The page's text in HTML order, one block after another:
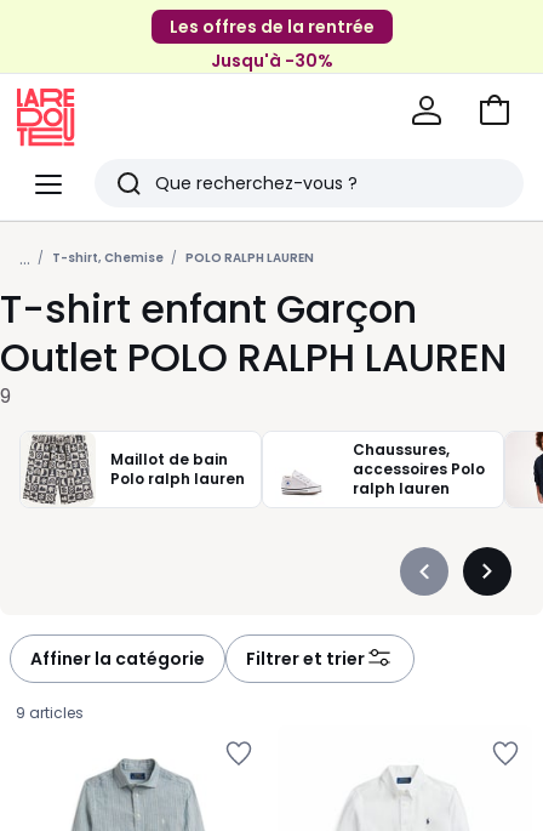
Les offres de la rentrée
Jusqu'à -30%
Menu
Redoute
Rechercher
Derniers
articles
vus
Aller
... T-shirt, Chemise POLO RALPH LAUREN
T-shirt enfant Garçon
Outlet POLO RALPH LAUREN
9
Maillot de bain
Polo ralph lauren
Chaussures,
accessoires Polo
ralph lauren
Précédent
Affiner la catégorie Filtrer et trier
9 articles